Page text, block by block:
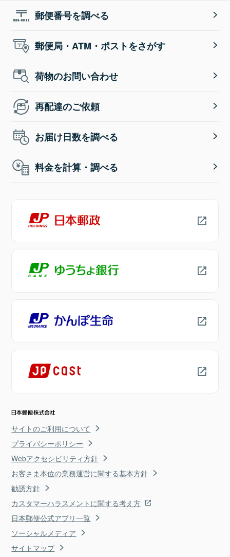
郵便番号を調べる
郵便局・ATM・ポストをさがす
荷物のお問い合わせ
再配達のご依頼
お届け日数を調べる
料金を計算・調べる
サイトのご利用について
プライバシーポリシー
Webアクセシビリティ方針
お客さま本位の業務運営に関する基本方針
勧誘方針
カスタマーハラスメントに関する考え方
日本郵便公式アプリ一覧
ソーシャルメディア
サイトマップ